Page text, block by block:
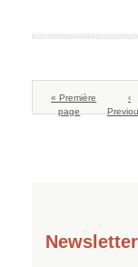
Pagination
Première
page
« Première
page
‹